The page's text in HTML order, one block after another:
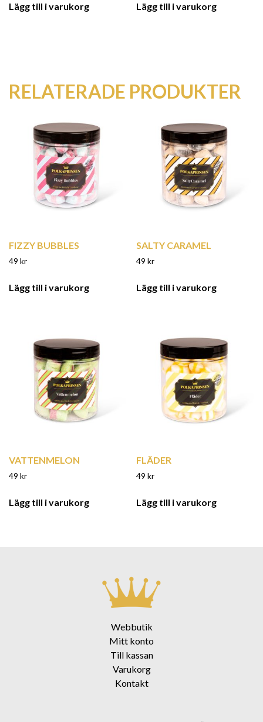
Lägg till i varukorg Lägg till i varukorg
RELATERADE PRODUKTER
FIZZY BUBBLES
49 kr
Lägg till i varukorg
SALTY CARAMEL
49kr
Lägg till i varukorg
VATTENMELON
49 kr
Lägg till i varukorg
FLÄDER
49kr
Lägg till i varukorg
Webbutik
Mitt konto
Till kassan
Varukorg
Kontakt